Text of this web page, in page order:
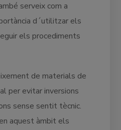
serveix com a
d´utilitzar els
els procediments
de materials de
per evitar inversions
sense sentit tècnic.
aquest àmbit els